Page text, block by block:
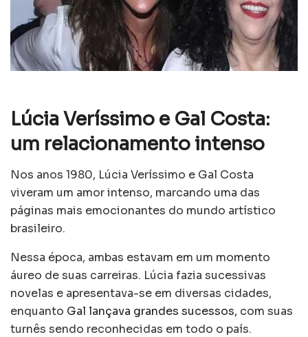
Lúcia Veríssimo e Gal Costa:
um relacionamento intenso
Nos anos 1980, Lúcia Veríssimo e Gal Costa
viveram um amor intenso, marcando uma das
páginas mais emocionantes do mundo artístico
brasileiro.
Nessa época, ambas estavam em um momento
áureo de suas carreiras. Lúcia fazia sucessivas
novelas e apresentava-se em diversas cidades,
enquanto Gal lançava grandes sucessos, com suas
turnês sendo reconhecidas em todo o país.